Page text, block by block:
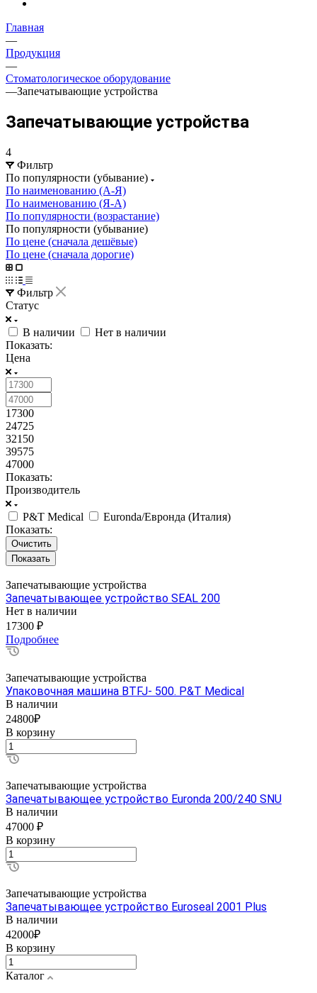
Главная
—
Продукция
—
Стоматологическое оборудование
—Запечатывающие устройства
Запечатывающие устройства
4
Фильтр
По популярности (убывание)
По наименованию (А-Я)
По наименованию (Я-А)
По популярности (возрастание)
По популярности (убывание)
По цене (сначала дешёвые)
По цене (сначала дорогие)
Фильтр
Статус
В наличии
Нет в наличии
Показать:
Цена
17300
24725
32150
39575
47000
Показать:
Производитель
P&T Medical
Euronda/Евронда (Италия)
Показать:
Очистить
Запечатывающие устройства
Запечатывающее устройство SEAL 200
Нет в наличии
17300 ₽
Подробнее
Запечатывающие устройства
Упаковочная машина BTFJ- 500. P&T Medical
В наличии
24800₽
В корзину
Запечатывающие устройства
Запечатывающее устройство Euronda 200/240 SNU
В наличии
47000 ₽
В корзину
Запечатывающие устройства
Запечатывающее устройство Euroseal 2001 Plus
В наличии
42000₽
В корзину
Каталог